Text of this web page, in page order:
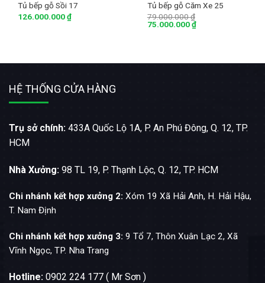
Tủ bếp gỗ Sồi 17
126.000.000₫
Tủ bếp gỗ Căm Xe 25
79.000.000₫
75.000.000₫
HỆ THỐNG CỬA HÀNG
Trụ sở chính: 433A Quốc Lộ 1A, P. An Phú Đông, Q. 12, TP.
HCM
Nhà Xưởng: 98 TL 19, P. Thạnh Lộc, Q. 12, TP. HCM
Chi nhánh kết hợp xưởng 2: Xóm 19 Xã Hải Anh, H. Hải Hậu,
T. Nam Định
Chi nhánh kết hợp xưởng 3: 9 Tổ 7, Thôn Xuân Lạc 2, Xã
Vĩnh Ngọc, TP. Nha Trang
Hotline: 0902 224 177 ( Mr Sơn )